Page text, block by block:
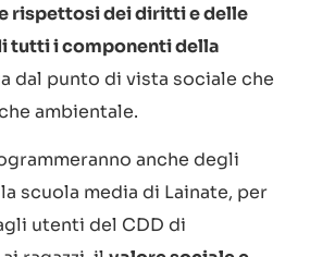
rispettosi dei diritti e delle
tutti i componenti della
dal punto di vista sociale che
ambientale.
anche degli
scuola media di Lainate, per
utenti del CDD di